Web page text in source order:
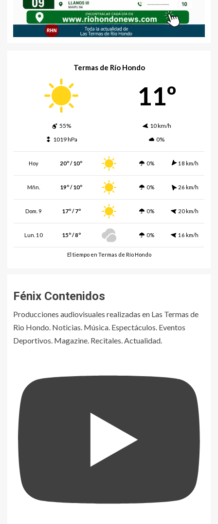
Termas de Río Hondo
11º
55%
10 km/h
1019 hPa
0%
Hoy 20º / 10º 0% 18 km/h
Mñn. 19º / 10º 0% 26 km/h
Dom. 9 17º / 7º 0% 20 km/h
Lun. 10 15º / 8º 0% 16 km/h
El tiempo en Termas de Río Hondo
Fénix Contenidos
Producciones audiovisuales realizadas en Las Termas de
Rio Hondo. Noticias. Música. Espectáculos. Eventos
Deportivos. Magazine. Recitales. Actualidad.